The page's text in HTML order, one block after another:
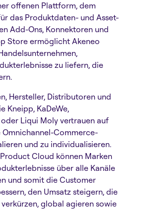
offenen Plattform, dem
das Produktdaten- und Asset-
Add-Ons, Konnektoren und
Store ermöglicht Akeneo
zu liefern, die
Hersteller, Distributoren und
Kneipp, KaDeWe,
Liqui Moly vertrauen auf
Omnichannel-Commerce-
und zu individualisieren.
Cloud können Marken
über alle Kanäle
und somit die Customer
den Umsatz steigern, die
global agieren sowie